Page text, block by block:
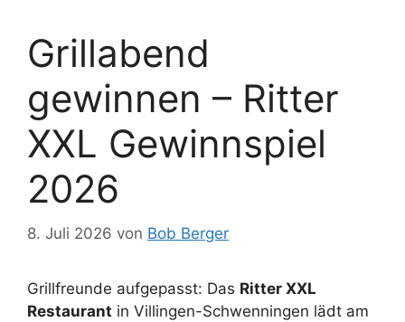
Grillabend
gewinnen – Ritter
XXL Gewinnspiel
2026
8. Juli 2026 von Bob Berger
Grillfreunde aufgepasst: Das Ritter XXL
Restaurant in Villingen-Schwenningen lädt am